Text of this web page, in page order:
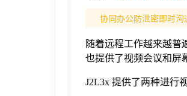
协同办公防泄密即时
随着远程工作越来越普
也提供了视频会议和屏
J2L3x 提供了两种进行